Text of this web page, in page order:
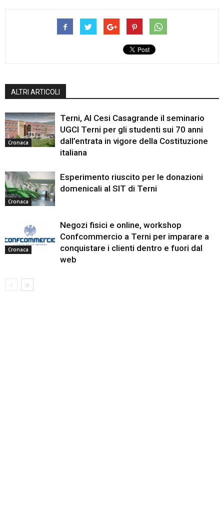
ALTRI ARTICOLI
Cronaca
Terni, Al Cesi Casagrande il seminario
UGCI Terni per gli studenti sui 70 anni
dall’entrata in vigore della Costituzione
italiana
Cronaca
Esperimento riuscito per le donazioni
domenicali al SIT di Terni
Cronaca
Negozi fisici e online, workshop
Confcommercio a Terni per imparare a
conquistare i clienti dentro e fuori dal
web